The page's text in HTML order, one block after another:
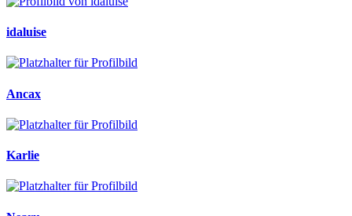
idaluise
Ancax
Karlie